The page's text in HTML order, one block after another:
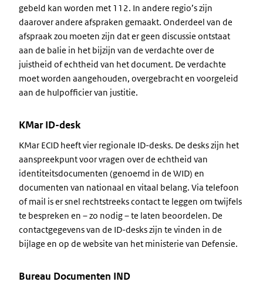
gebeld kan worden met 112. In andere regio’s zijn
daarover andere afspraken gemaakt. Onderdeel van de
afspraak zou moeten zijn dat er geen discussie ontstaat
aan de balie in het bijzijn van de verdachte over de
juistheid of echtheid van het document. De verdachte
moet worden aangehouden, overgebracht en voorgeleid
aan de hulpofficier van justitie.
KMar ID-desk
KMar ECID heeft vier regionale ID-desks. De desks zijn het
aanspreekpunt voor vragen over de echtheid van
identiteitsdocumenten (genoemd in de WID) en
documenten van nationaal en vitaal belang. Via telefoon
of mail is er snel rechtstreeks contact te leggen om twijfels
te bespreken en – zo nodig – te laten beoordelen. De
contactgegevens van de ID-desks zijn te vinden in de
bijlage en op de website van het ministerie van Defensie.
Bureau Documenten IND